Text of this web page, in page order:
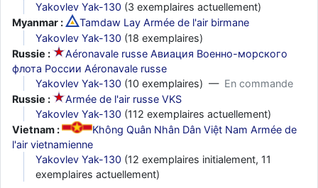
Yakovlev Yak-130 (3 exemplaires actuellement)
Myanmar :
Tamdaw Lay Armée de l'air birmane
Yakovlev Yak-130 (18 exemplaires)
Russie :
Aéronavale russe Авиация Военно-морского
флота России Aéronavale russe
Yakovlev Yak-130 (10 exemplaires) — En commande
Russie :
Armée de l'air russe VKS
Yakovlev Yak-130 (112 exemplaires actuellement)
Vietnam :
Không Quân Nhân Dân Việt Nam Armée de
l'air vietnamienne
Yakovlev Yak-130 (12 exemplaires initialement, 11
exemplaires actuellement)